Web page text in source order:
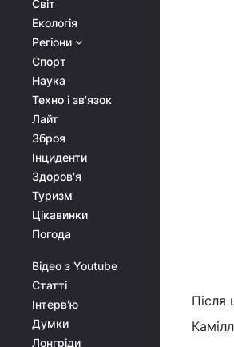
Світ
Екологія
Регіони
Спорт
Наука
Техно і зв'язок
Лайт
Зброя
Інциденти
Здоров'я
Туризм
Цікавинки
Погода
Відео з Youtube
Статті
Інтерв'ю
Думки
Лонгріди
Після